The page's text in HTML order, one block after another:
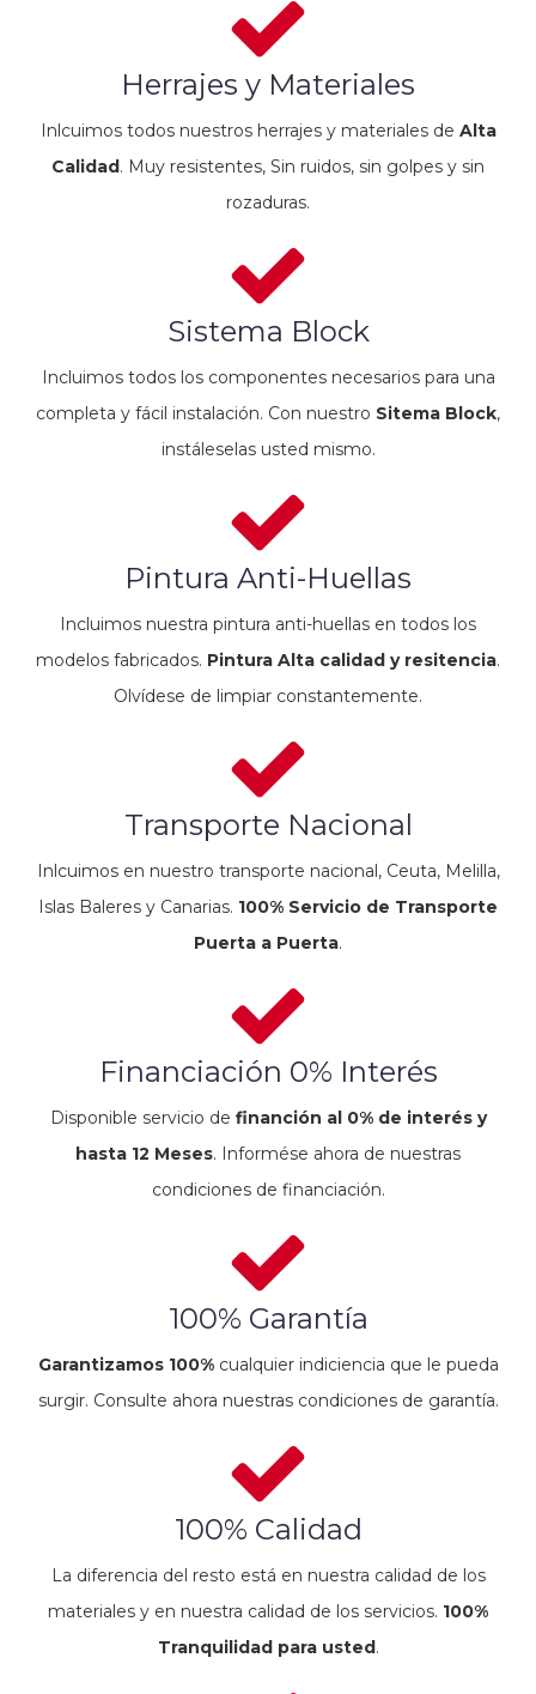
Herrajes y Materiales
Inlcuimos todos nuestros herrajes y materiales de Alta
Calidad. Muy resistentes, Sin ruidos, sin golpes y sin
rozaduras.
Sistema Block
Incluimos todos los componentes necesarios para una
completa y fácil instalación. Con nuestro Sitema Block,
instáleselas usted mismo.
Pintura Anti-Huellas
Incluimos nuestra pintura anti-huellas en todos los
modelos fabricados. Pintura Alta calidad y resitencia.
Olvídese de limpiar constantemente.
Transporte Nacional
Inlcuimos en nuestro transporte nacional, Ceuta, Melilla,
Islas Baleres y Canarias. 100% Servicio de Transporte
Puerta a Puerta.
Financiación 0% Interés
Disponible servicio de financión al 0% de interés y
hasta 12 Meses. Informése ahora de nuestras
condiciones de financiación.
100% Garantía
Garantizamos 100% cualquier indiciencia que le pueda
surgir. Consulte ahora nuestras condiciones de garantía.
100% Calidad
La diferencia del resto está en nuestra calidad de los
materiales y en nuestra calidad de los servicios. 100%
Tranquilidad para usted.